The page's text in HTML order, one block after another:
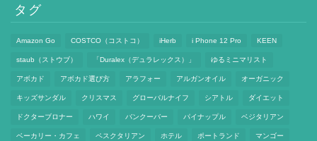
タグ
Amazon Go COSTCO（コストコ） iHerb i Phone 12 Pro KEEN
staub（ストウブ） 「Duralex（デュラレックス）」 ゆるミニマリスト
アボカド アボカド選び方 アラフォー アルガンオイル オーガニック
キッズサンダル クリスマス グローバルナイフ シアトル ダイエット
ドクターブロナー ハワイ バンクーバー パイナップル ベジタリアン
ベーカリー・カフェ ペスクタリアン ホテル ポートランド マンゴー